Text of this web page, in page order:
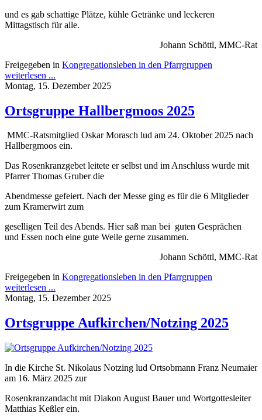
und es gab schattige Plätze, kühle Getränke und leckeren
Mittagstisch für alle.
Johann Schöttl, MMC-Rat
Freigegeben in Kongregationsleben in den Pfarrgruppen
weiterlesen ...
Montag, 15. Dezember 2025
Ortsgruppe Hallbergmoos 2025
MMC-Ratsmitglied Oskar Morasch lud am 24. Oktober 2025 nach
Hallbergmoos ein.
Das Rosenkranzgebet leitete er selbst und im Anschluss wurde mit
Pfarrer Thomas Gruber die
Abendmesse gefeiert. Nach der Messe ging es für die 6 Mitglieder
zum Kramerwirt zum
geselligen Teil des Abends. Hier saß man bei guten Gesprächen
und Essen noch eine gute Weile gerne zusammen.
Johann Schöttl, MMC-Rat
Freigegeben in Kongregationsleben in den Pfarrgruppen
weiterlesen ...
Montag, 15. Dezember 2025
Ortsgruppe Aufkirchen/Notzing 2025
In die Kirche St. Nikolaus Notzing lud Ortsobmann Franz Neumaier
am 16. März 2025 zur
Rosenkranzandacht mit Diakon August Bauer und Wortgottesleiter
Matthias Keßler ein.